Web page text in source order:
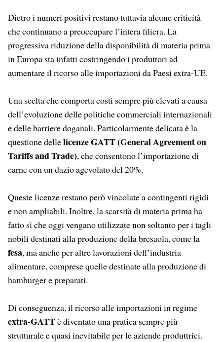
Dietro i numeri positivi restano tuttavia alcune criticità
che continuano a preoccupare l’intera filiera. La
progressiva riduzione della disponibilità di materia prima
in Europa sta infatti costringendo i produttori ad
aumentare il ricorso alle importazioni da Paesi extra-UE.
Una scelta che comporta costi sempre più elevati a causa
dell’evoluzione delle politiche commerciali internazionali
e delle barriere doganali. Particolarmente delicata è la
questione dellelicenze GATT (General Agreement on
Tariffs and Trade), che consentono l’importazione di
carne con un dazio agevolato del 20%.
Queste licenze restano però vincolate a contingenti rigidi
e non ampliabili. Inoltre, la scarsità di materia prima ha
fatto sì che oggi vengano utilizzate non soltanto per i tagli
nobili destinati alla produzione della bresaola, come la
fesa, ma anche per altre lavorazioni dell’industria
alimentare, comprese quelle destinate alla produzione di
hamburger e preparati.
Di conseguenza, il ricorso alle importazioni in regime
extra-GATTè diventato una pratica sempre più
strutturale e quasi inevitabile per le aziende produttrici.